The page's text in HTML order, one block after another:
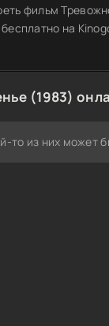
фильм
на
(1983)
то из них может